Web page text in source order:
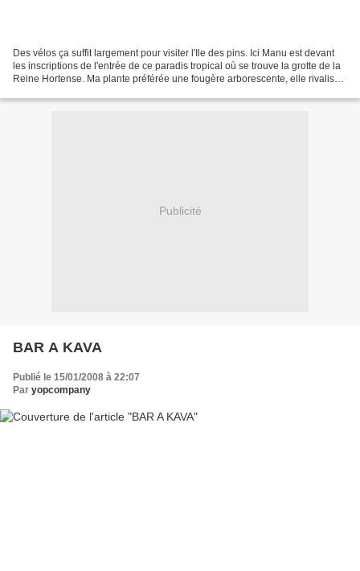
Des vélos ça suffit largement pour visiter l'Ile des pins. Ici Manu est devant
les inscriptions de l'entrée de ce paradis tropical où se trouve la grotte de la
Reine Hortense. Ma plante préférée une fougère arborescente, elle rivalise
Publicité
BAR A KAVA
Publié le 15/01/2008 à 22:07
Par yopcompany